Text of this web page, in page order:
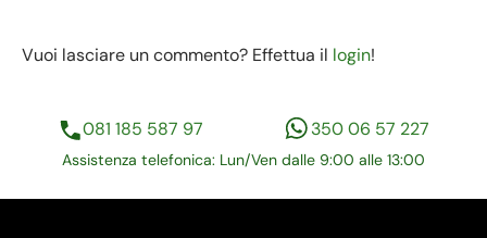
Vuoi lasciare un commento? Effettua il login!
081 185 587 97 350 06 57 227
Assistenza telefonica: Lun/Ven dalle 9:00 alle 13:00